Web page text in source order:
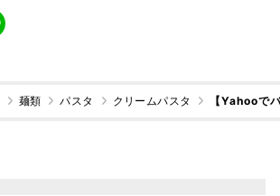
麺類 パスタ クリームパスタ 【Yahooで